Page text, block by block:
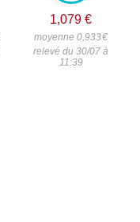
1,079 €
moyenne 0,933€
relevé du 30/07 à
11:39